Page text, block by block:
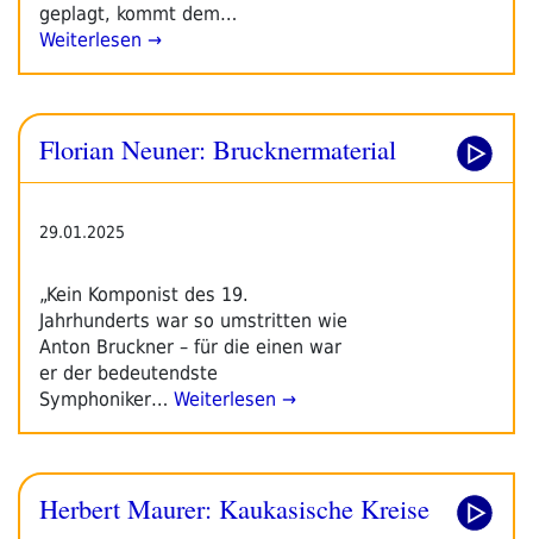
geplagt, kommt dem…
Weiterlesen →
Florian Neuner: Brucknermaterial
29.01.2025
„Kein Komponist des 19.
Jahrhunderts war so umstritten wie
Anton Bruckner – für die einen war
er der bedeutendste
Symphoniker… Weiterlesen →
Herbert Maurer: Kaukasische Kreise